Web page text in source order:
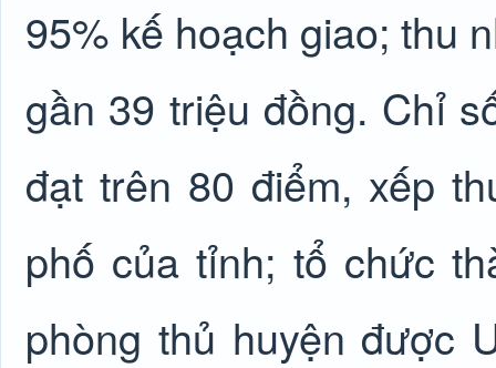
95% kế hoạch giao; thu
gần 39 triệu đồng. Chỉ
đạt trên 80 điểm, xếp
phố của tỉnh; tổ chức
phòng thủ huyện được